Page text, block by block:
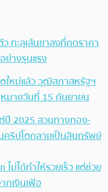
ะลุเส้นขาลงที่กดราคา
ย่างรุนแรง
ตใหม่แล้ว วุฒิสภาสหรัฐฯ
มายวันที่ 15 กันยายน
ปี 2025 สวนทางทอง-
ริปโตกลายเป็นสินทรัพย์
ม่ได้ทำให้รวยเร็ว แต่ช่วย
กเงินเฟ้อ